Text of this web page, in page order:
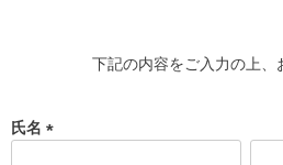
下記の内容をご入力の上、
氏名